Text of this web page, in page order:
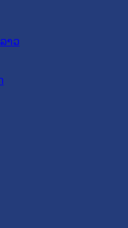
າວ